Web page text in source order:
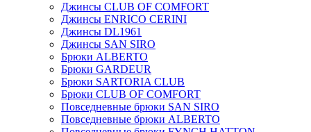
Джинсы CLUB OF COMFORT
Джинсы ENRICO CERINI
Джинсы DL1961
Джинсы SAN SIRO
Брюки ALBERTO
Брюки GARDEUR
Брюки SARTORIA CLUB
Брюки CLUB OF COMFORT
Повседневные брюки SAN SIRO
Повседневные брюки ALBERTO